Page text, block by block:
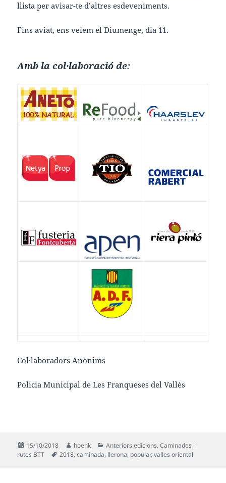
llista per avisar-te d’altres esdeveniments.
Fins aviat, ens veiem el Diumenge, dia 11.
Amb la col·laboració de:
Col·laboradors Anònims
Policia Municipal de Les Franqueses del Vallès
Publicat
el
15/10/2018 Autor
hoenk Categories
Anteriors edicions,Caminades i
rutes BTT
Etiquetes
2018,caminada, llerona, popular,valles oriental